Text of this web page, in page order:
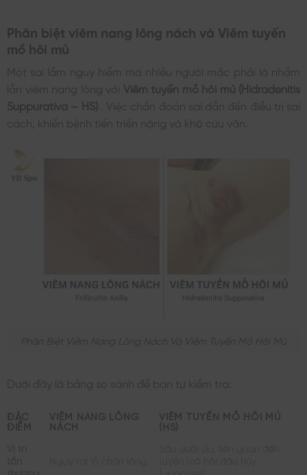
Phân biệt viêm nang lông nách và Viêm tuyến
mồ hôi mủ
Một sai lầm nguy hiểm mà nhiều người mắc phải là nhầm
lẫn viêm nang lông với Viêm tuyến mồ hôi mủ (Hidradenitis
Suppurativa – HS)
. Việc chẩn đoán sai dẫn đến điều trị sai
cách, khiến bệnh tiến triển nặng và khó cứu vãn.
Phân Biệt Viêm Nang Lông Nách Và Viêm Tuyến Mồ Hôi Mủ
Dưới đây là bảng so sánh để bạn tự kiểm tra:
ĐẶC
ĐIỂM
VIÊM NANG LÔNG
NÁCH
VIÊM TUYẾN MỒ HÔI MỦ
(HS)